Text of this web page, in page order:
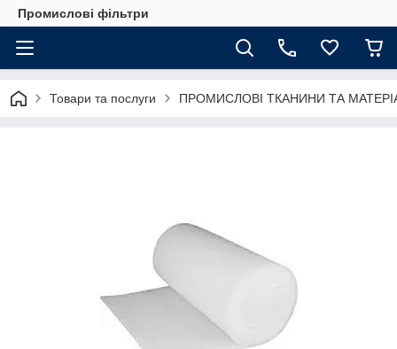
Промислові фільтри
Товари та послуги ПРОМИСЛОВІ ТКАНИНИ ТА